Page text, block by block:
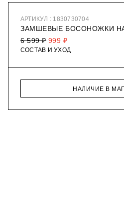
АРТИКУЛ : 1830730704
ЗАМШЕВЫЕ БОСОНОЖКИ
999 ₽
6 599 ₽
СОСТАВ И УХОД
НАЛИЧИЕ В